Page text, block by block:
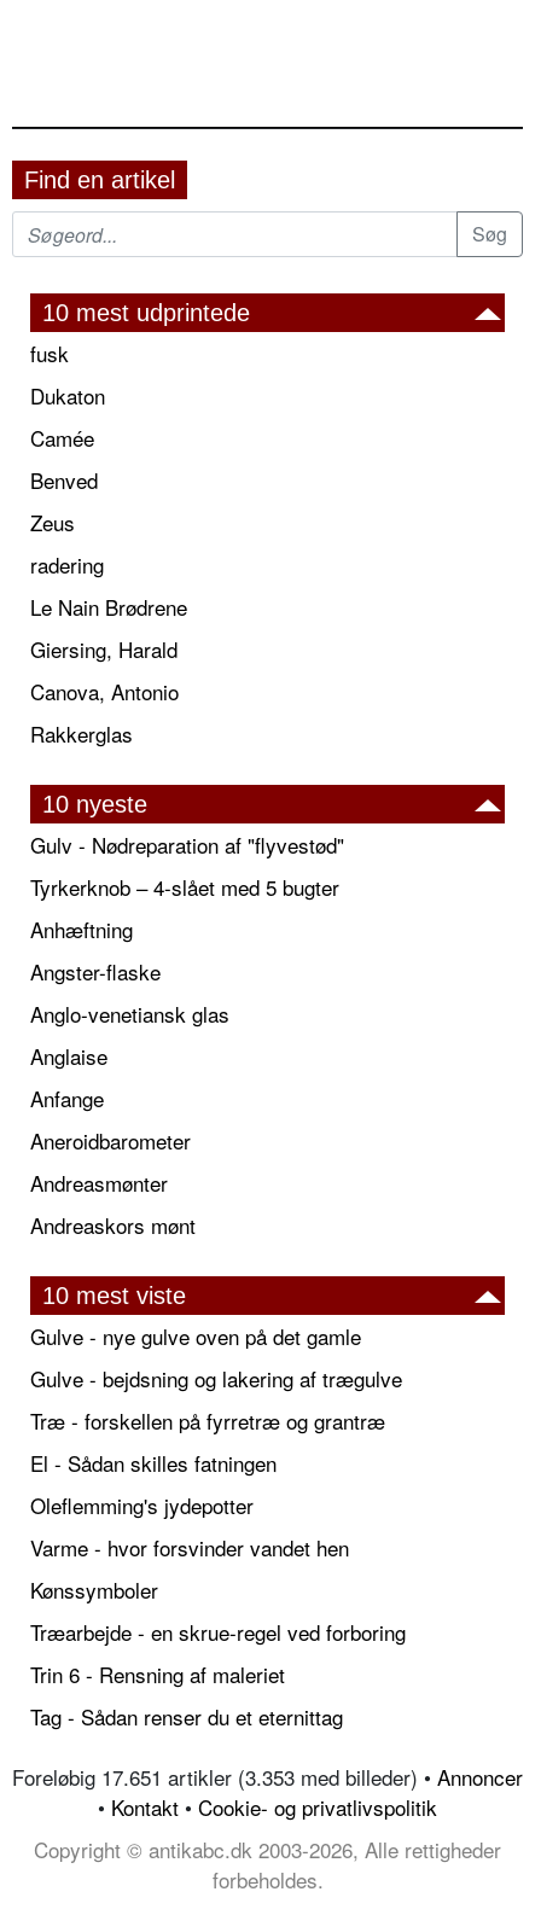
Find en artikel
10 mest udprintede
fusk
Dukaton
Camée
Benved
Zeus
radering
Le Nain Brødrene
Giersing, Harald
Canova, Antonio
Rakkerglas
10 nyeste
Gulv - Nødreparation af "flyvestød"
Tyrkerknob – 4-slået med 5 bugter
Anhæftning
Angster-flaske
Anglo-venetiansk glas
Anglaise
Anfange
Aneroidbarometer
Andreasmønter
Andreaskors mønt
10 mest viste
Gulve - nye gulve oven på det gamle
Gulve - bejdsning og lakering af trægulve
Træ - forskellen på fyrretræ og grantræ
El - Sådan skilles fatningen
Oleflemming's jydepotter
Varme - hvor forsvinder vandet hen
Kønssymboler
Træarbejde - en skrue-regel ved forboring
Trin 6 - Rensning af maleriet
Tag - Sådan renser du et eternittag
Foreløbig 17.651 artikler (3.353 med billeder) • Annoncer
• Kontakt • Cookie- og privatlivspolitik
Copyright © antikabc.dk 2003-2026, Alle rettigheder
forbeholdes.